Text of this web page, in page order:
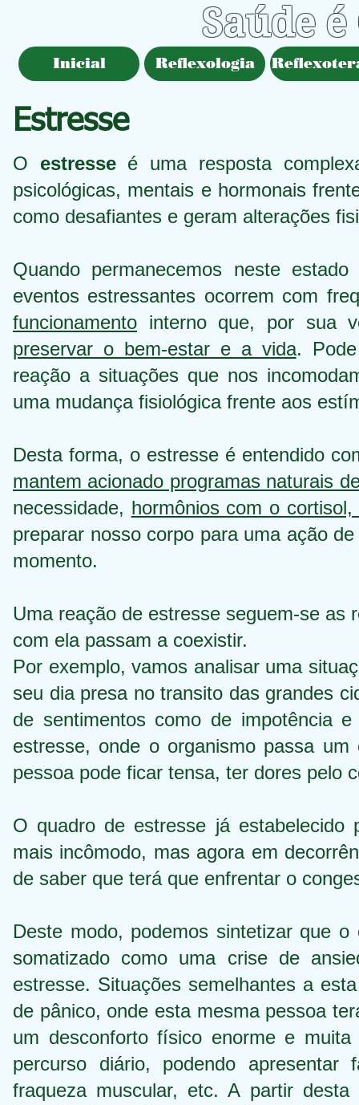
Saúde
Inicial Reflexologia
Estresse
O estresse é uma resposta
psicológicas, mentais e hormonais
como desafiantes e geram alterações
Quando permanecemos neste
eventos estressantes ocorrem com
funcionamento interno que, por sua
preservar o bem-estar e a vida.
reação a situações que nos
uma mudança fisiológica frente aos
Desta forma, o estresse é entendido
mantem acionado programas naturais
necessidade, hormônios com o
preparar nosso corpo para uma ação
momento.
Uma reação de estresse seguem-se as
com ela passam a coexistir.
Por exemplo, vamos analisar uma
seu dia presa no transito das grandes
de sentimentos como de impotência
estresse, onde o organismo passa
pessoa pode ficar tensa, ter dores pelo
O quadro de estresse já estabelecido
mais incômodo, mas agora em
de saber que terá que enfrentar o
Deste modo, podemos sintetizar que
somatizado como uma crise de
estresse. Situações semelhantes a
de pânico, onde esta mesma pessoa
um desconforto físico enorme e
percurso diário, podendo
fraqueza muscular, etc. A partir